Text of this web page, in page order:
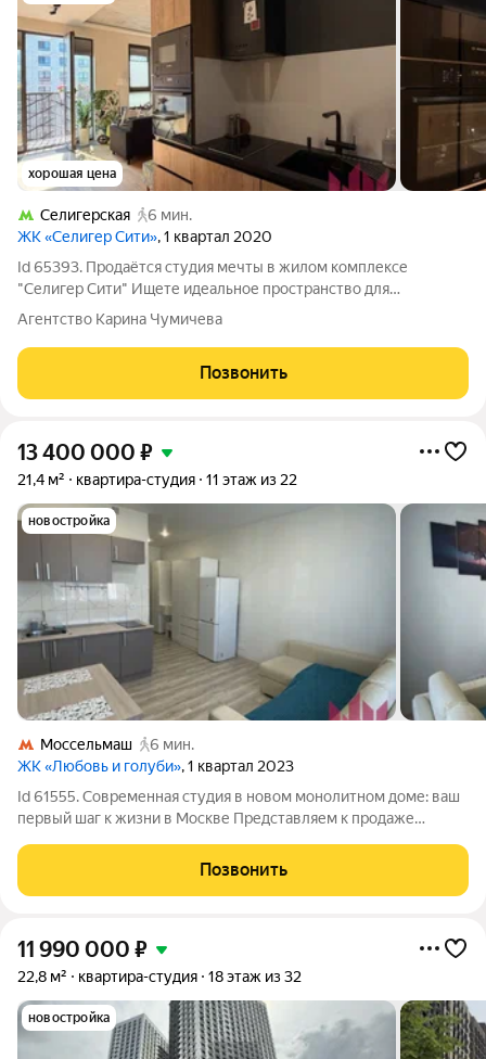
хорошая цена
Селигерская
6 мин.
ЖК «Селигер Сити», 1 квартал 2020
Id 65393. Продаётся студия мечты в жилом комплексе
"Селигер Сити" Ищете идеальное пространство для
счастливой жизни? Эта квартира-студия станет для Вас новым
уютным домом! Почему именно эта квартира? - Светлая и
уютная: 15 этаж , большие окна,
Агентство Карина Чумичева
Позвонить
13 400 000 ₽
21,4 м² квартира-студия 11 этаж из 22
новостройка
Моссельмаш
6 мин.
ЖК «Любовь и голуби», 1 квартал 2023
Id 61555. Современная студия в новом монолитном доме: ваш
первый шаг к жизни в Москве Представляем к продаже
монолитном доме, сданном в 2020 году. Квартира
расположена на 11 этаже 22-этажного
Позвонить
11 990 000 ₽
22,8 м² квартира-студия 18 этаж из 32
новостройка